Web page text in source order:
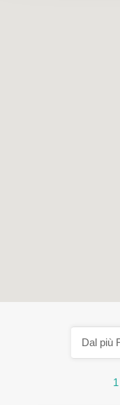
1
Dal più